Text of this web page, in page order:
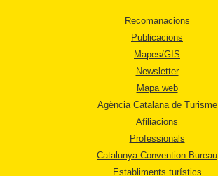
Recomanacions
Publicacions
Mapes/GIS
Newsletter
Mapa web
Agència Catalana de Turisme
Afiliacions
Professionals
Catalunya Convention Bureau
Establiments turístics